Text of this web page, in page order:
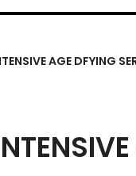
AGE DFYING